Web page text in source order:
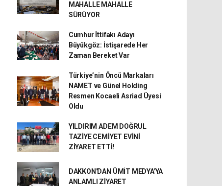
MAHALLE MAHALLE
SÜRÜYOR
Cumhur İttifakı Adayı
Büyükgöz: İstişarede Her
Zaman Bereket Var
Türkiye’nin Öncü Markaları
NAMET ve Günel Holding
Resmen Kocaeli Asriad Üyesi
Oldu
YILDIRIM ADEM DOĞRUL
TAZİYE CEMİYET EVİNİ
ZİYARET ETTİ!
DAKKON'DAN ÜMİT MEDYA'YA
ANLAMLI ZİYARET